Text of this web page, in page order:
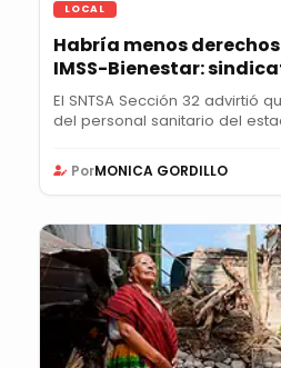
LOCAL
Habría menos
IMSS-Bienestar:
El SNTSA Sección 32 advirtió
del personal sanitario del
PorMONICA GORDILLO